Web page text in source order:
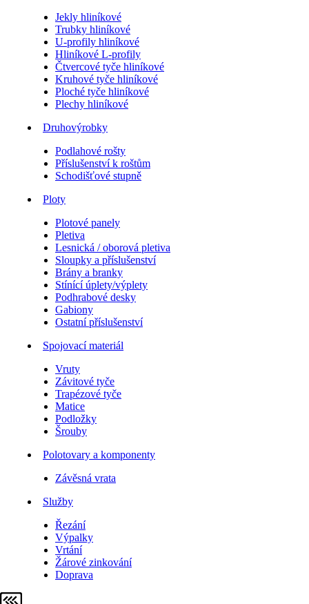
Jekly hliníkové
Trubky hliníkové
U-profily hliníkové
Hliníkové L-profily
Čtvercové tyče hliníkové
Kruhové tyče hliníkové
Ploché tyče hliníkové
Plechy hliníkové
Druhovýrobky
Podlahové rošty
Příslušenství k roštům
Schodišťové stupně
Ploty
Plotové panely
Pletiva
Lesnická / oborová pletiva
Sloupky a příslušenství
Brány a branky
Stínící úplety/výplety
Podhrabové desky
Gabiony
Ostatní příslušenství
Spojovací materiál
Vruty
Závitové tyče
Trapézové tyče
Matice
Podložky
Šrouby
Polotovary a komponenty
Závěsná vrata
Služby
Řezání
Výpalky
Vrtání
Žárové zinkování
Doprava